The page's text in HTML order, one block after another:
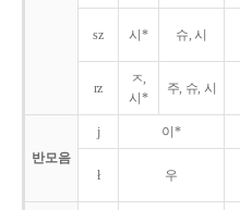
sz 시* 슈, 시
rz
ㅈ,
시*
주, 슈, 시
반모음
j 이*
ł 우